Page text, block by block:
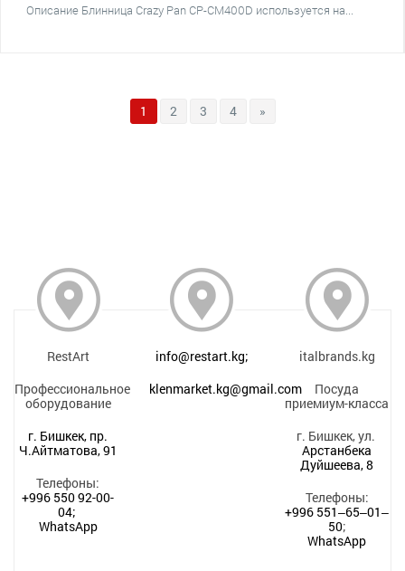
Описание Блинница Crazy Pan CP-CM400D используется на...
1 2 3 4 »
RestArt
Профессиональное
оборудование
г. Бишкек, пр.
Ч.Айтматова, 91
Телефоны:
+996 550 92-00-
04;
WhatsApp
info@restart.kg;
klenmarket.kg@gmail.com
italbrands.kg
Посуда
приемиум-класса
г. Бишкек, ул.
Арстанбека
Дуйшеева, 8
Телефоны:
+996 551‒65‒01‒
50;
WhatsApp